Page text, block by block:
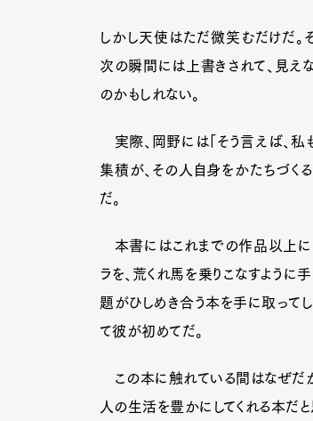
しかし天使はただ微笑むだけだ。
次の瞬間には上書きされて、見え
のかもしれない。
実際、岡野には「そう言えば、私
集積が、その人自身をかたちづく
だ。
本書にはこれまでの作品以上に
ラを、荒くれ馬を乗りこなすように
題がひしめき合う本を手に取って
て彼が初めてだ。
この本に触れている間はなぜだか
人の生活を豊かにしてくれる本だと